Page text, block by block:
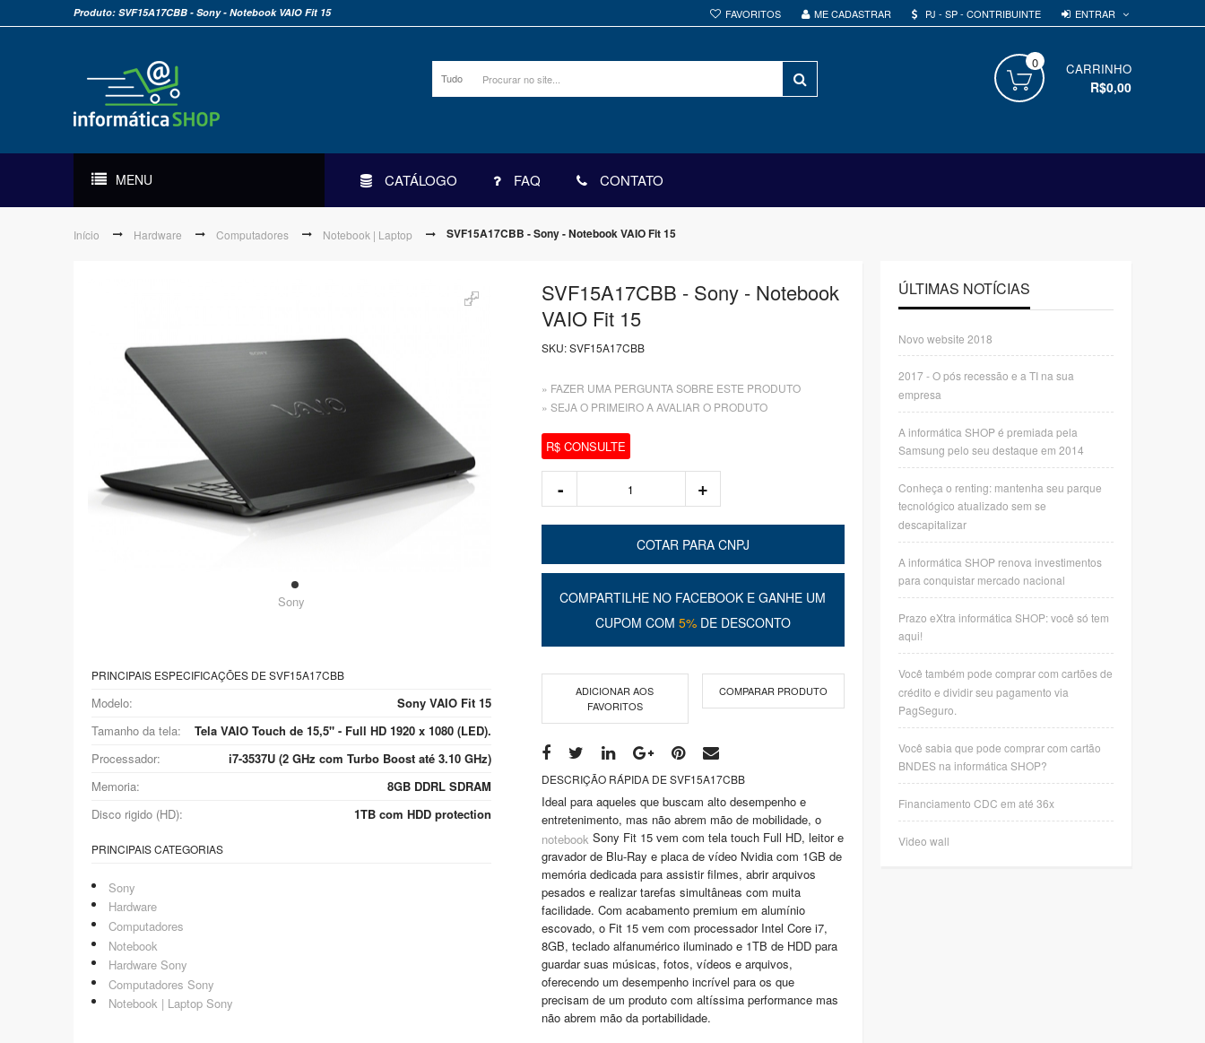
FAVORITOS ME CADASTRAR PJ - SP - CONTRIBUINTE ENTRAR
Produto: SVF15A17CBB - Sony - Notebook VAIO Fit 15
Tudo
CARRINHO
0
R$0,00
MENU CATÁLOGO FAQ CONTATO
Início Hardware Computadores Notebook | Laptop SVF15A17CBB - Sony - Notebook VAIO Fit 15
Sony
PRINCIPAIS ESPECIFICAÇÕES DE SVF15A17CBB
Modelo:
Sony VAIO Fit 15
Tamanho da tela:
Tela VAIO Touch de 15,5" - Full HD 1920 x 1080 (LED).
Processador:
i7-3537U (2 GHz com Turbo Boost até 3.10 GHz)
Memoria:
8GB DDRL SDRAM
Disco rigido (HD):
1TB com HDD protection
PRINCIPAIS CATEGORIAS
Sony
Hardware
Computadores
Notebook
Hardware Sony
Computadores Sony
Notebook | Laptop Sony
SVF15A17CBB - Sony - Notebook
VAIO Fit 15
SKU:SVF15A17CBB
» FAZER UMA PERGUNTA SOBRE ESTE PRODUTO
» SEJA O PRIMEIRO A AVALIAR O PRODUTO
R$ CONSULTE
COTAR PARA CNPJ
COMPARTILHE NO FACEBOOK E GANHE UM
CUPOM COM 5%DE DESCONTO
ADICIONAR AOS
FAVORITOS
COMPARAR PRODUTO
DESCRIÇÃO RÁPIDA DE SVF15A17CBB
Ideal para aqueles que buscam alto desempenho e
entretenimento, mas não abrem mão de mobilidade, o
notebook Sony Fit 15 vem com tela touch Full HD, leitor e
gravador de Blu-Ray e placa de vídeo Nvidia com 1GB de
memória dedicada para assistir filmes, abrir arquivos
pesados e realizar tarefas simultâneas com muita
facilidade. Com acabamento premium em alumínio
escovado, o Fit 15 vem com processador Intel Core i7,
8GB, teclado alfanumérico iluminado e 1TB de HDD para
guardar suas músicas, fotos, vídeos e arquivos,
oferecendo um desempenho incrível para os que
precisam de um produto com altíssima performance mas
não abrem mão da portabilidade.
ÚLTIMAS NOTÍCIAS
Novo website 2018
2017 - O pós recessão e a TI na sua
empresa
A informática SHOP é premiada pela
Samsung pelo seu destaque em 2014
Conheça o renting: mantenha seu parque
tecnológico atualizado sem se
descapitalizar
A informática SHOP renova investimentos
para conquistar mercado nacional
Prazo eXtra informática SHOP: você só tem
aqui!
Você também pode comprar com cartões de
crédito e dividir seu pagamento via
PagSeguro.
Você sabia que pode comprar com cartão
BNDES na informática SHOP?
Financiamento CDC em até 36x
Video wall